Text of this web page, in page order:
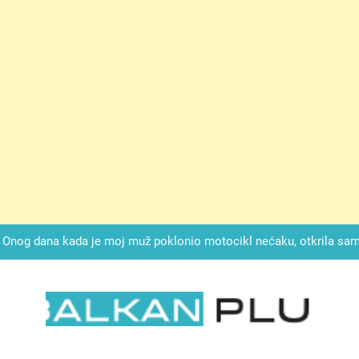
Onog dana kada je moj muž poklonio motocikl nećaku, otkrila
SAM ČAŠU: BIO JE SIN ŽENE ZA KOJU SU
mi je svekrva čupala infuziju i šaptala da umrem kako bi se
nije znala da je ispod zavoja ostao gumb koji je snimao svaku